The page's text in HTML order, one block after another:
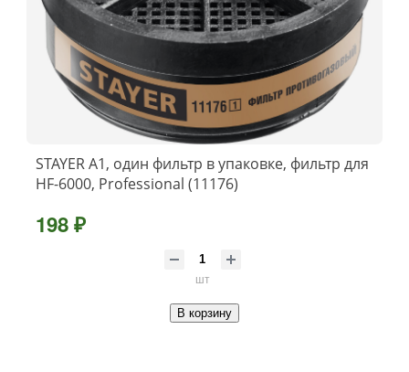
STAYER A1, один фильтр в упаковке, фильтр для
HF-6000, Professional (11176)
198 ₽
шт
В корзину